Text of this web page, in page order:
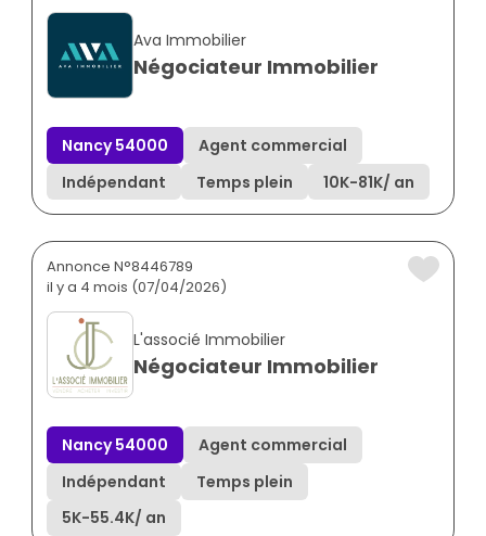
Ava Immobilier
Négociateur Immobilier
Nancy 54000
Agent commercial
Indépendant
Temps plein 10K-81K/ an
Annonce N°8446789
il y a 4 mois (07/04/2026)
L'associé Immobilier
Négociateur Immobilier
Nancy 54000
Agent commercial
Indépendant
Temps plein
5K-55.4K/ an